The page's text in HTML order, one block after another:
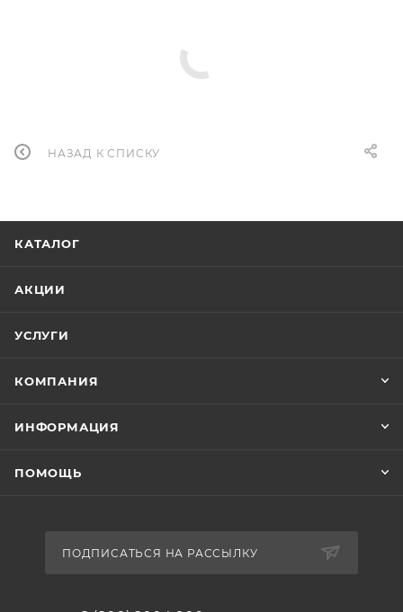
НАЗАД К СПИСКУ
КАТАЛОГ
АКЦИИ
УСЛУГИ
КОМПАНИЯ
ИНФОРМАЦИЯ
ПОМОЩЬ
ПОДПИСАТЬСЯ НА РАССЫЛКУ